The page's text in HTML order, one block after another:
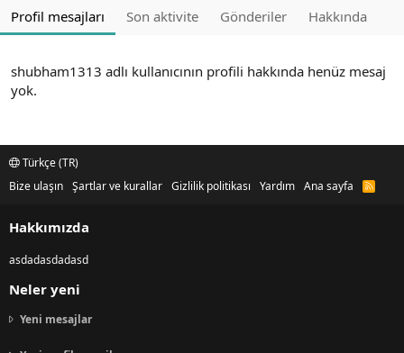
Profil mesajları Son aktivite Gönderiler Hakkında
shubham1313 adlı kullanıcının profili hakkında henüz mesaj
yok.
Türkçe (TR)
Bize ulaşın Şartlar ve kurallar Gizlilik politikası Yardım Ana sayfa
R
Hakkımızda
asdadasdadasd
Neler yeni
Yeni mesajlar